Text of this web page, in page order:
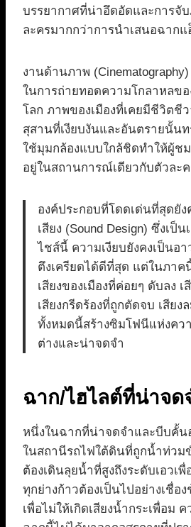
บรรยากาศที่น่าอึดอัดและการจั
ละครมากกว่าการนำเสนอฉาก
งานด้านภาพ
ในการถ่ายทอดความโกลาหลข
โลก ภาพของเมืองที่เคยมีชีวิตชี
สุสานที่เงียบงันและอันตรายนั้นท
ใช้มุมกล้องแบบใกล้ชิดทำให้ผู้ช
อยู่ในสถานการณ์เดียวกับตัวละ
องค์ประกอบที่โดดเด่นที่สุดยั
เสียง (Sound Design) ซึ่งเ
ไชส์นี้ ความเงียบยังคงเป็นอ
ตึงเครียดได้ดีที่สุด แต่ในภาค
เสียงของเมืองที่ค่อยๆ ดับลง เ
เสียงกรีดร้องที่ถูกตัดจบ เสีย
ทั้งหมดนี้สร้างซิมโฟนีแห่งคว
ต่างและน่าจดจำ
ฉาก/ไฮไลต์ที่น่าจด
หนึ่งในฉากที่น่าจดจำและบีบคั้
ในสถานีรถไฟใต้ดินที่ถูกน้ำท่วม
ต้องเดินลุยน้ำที่สูงถึงระดับเอวเ
ทุกย่างก้าวต้องเป็นไปอย่างเชื่อ
เพื่อไม่ให้เกิดเสียงน้ำกระเพื่อม